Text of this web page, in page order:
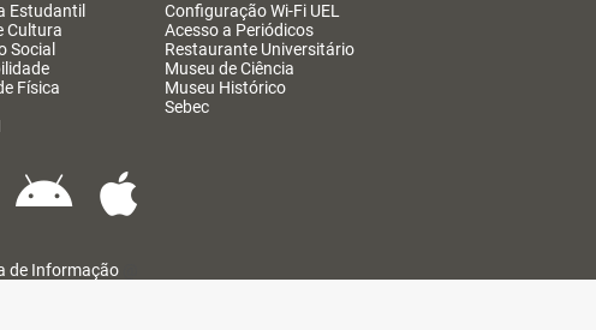
Estudantil
Cultura
Social
Física
Configuração Wi-Fi UEL
Acesso a Periódicos
Restaurante Universitário
Museu de Ciência
Museu Histórico
Sebec
de Informação